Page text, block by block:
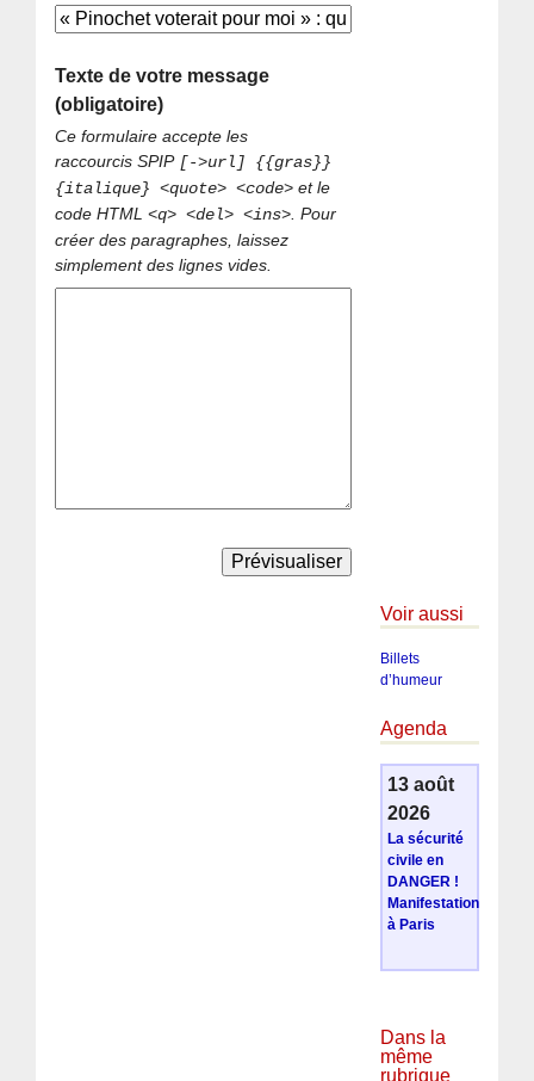
Texte de votre message
(obligatoire)
Ce formulaire accepte les
raccourcis SPIP [->url] {{gras}}
{italique} <quote> <code> et le
code HTML<q> <del> <ins>. Pour
créer des paragraphes, laissez
simplement des lignes vides.
Voir aussi
Billets
d’humeur
Agenda
13 août
2026
La sécurité
civile en
DANGER !
Manifestation
à Paris
Dans la
même
rubrique